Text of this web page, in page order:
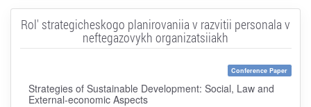
Rol' strategicheskogo planirovaniia v razvitii personala v
neftegazovykh organizatsiiakh
Conference Paper
Strategies of Sustainable Development: Social, Law and
External-economic Aspects